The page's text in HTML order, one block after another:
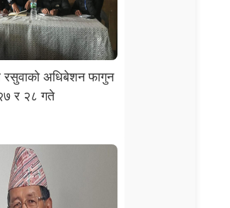
रसुवाको अधिबेशन फागुन
र २८ गते